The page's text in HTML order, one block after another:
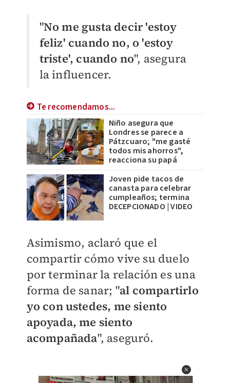
"No me gusta decir 'estoy
feliz' cuando no, o 'estoy
triste', cuando no", asegura
la influencer.
Te recomendamos...
Niño asegura que
Londres se parece a
Pátzcuaro; "me gasté
todos mis ahorros",
reacciona su papá
Joven pide tacos de
canasta para celebrar
cumpleaños; termina
DECEPCIONADO | VIDEO
Asimismo, aclaró que el
compartir cómo vive su duelo
por terminar la relación es una
forma de sanar; "al compartirlo
yo con ustedes, me siento
apoyada, me siento
acompañada", aseguró.